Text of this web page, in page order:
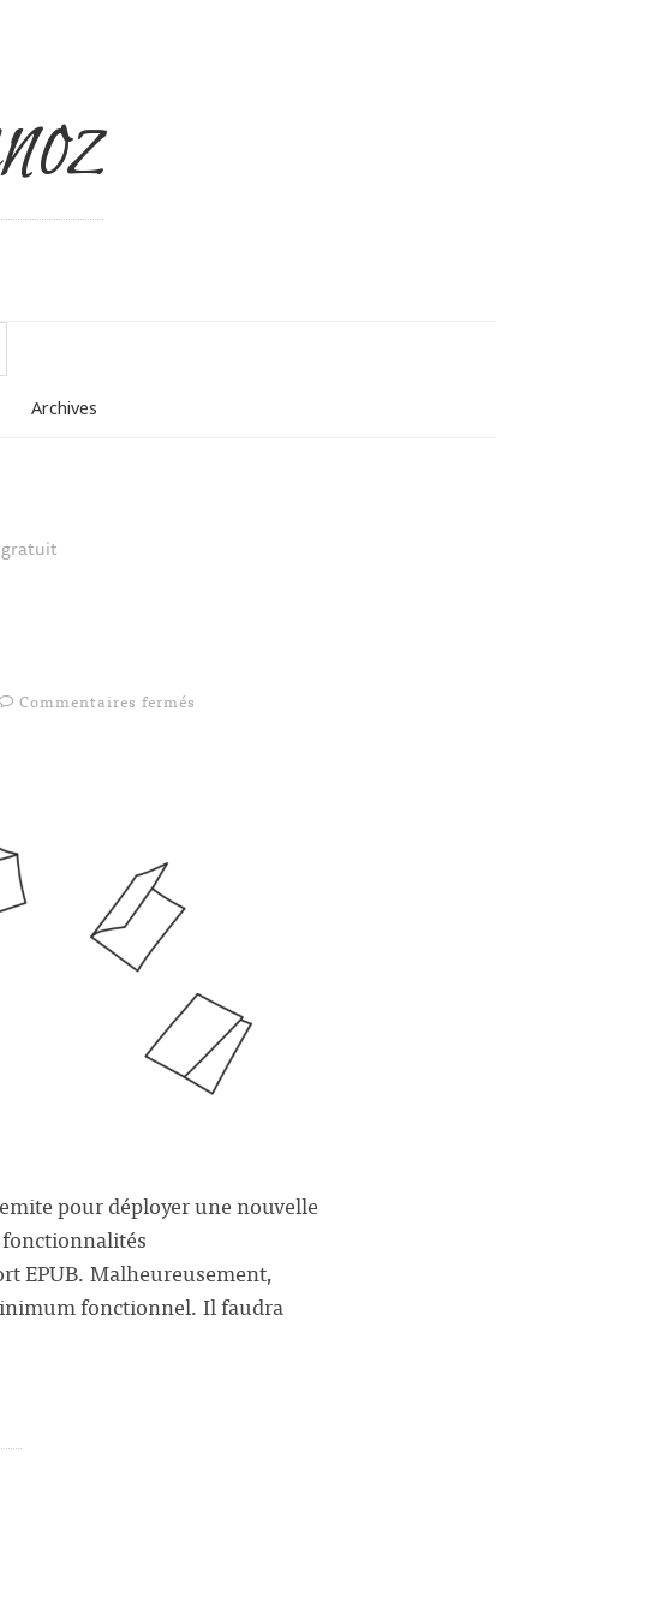
Archives
Commentaires fermés
pour déployer une nouvelle
EPUB. Malheureusement,
fonctionnel. Il faudra